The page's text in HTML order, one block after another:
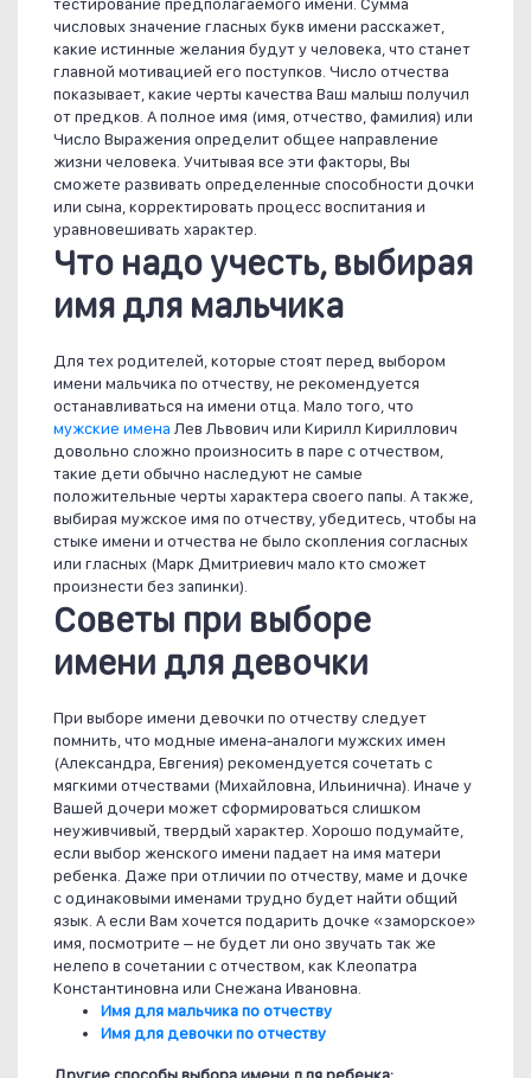
тестирование предполагаемого имени. Сумма
числовых значение гласных букв имени расскажет,
какие истинные желания будут у человека, что станет
главной мотивацией его поступков. Число отчества
показывает, какие черты качества Ваш малыш получил
от предков. А полное имя (имя, отчество, фамилия) или
Число Выражения определит общее направление
жизни человека. Учитывая все эти факторы, Вы
сможете развивать определенные способности дочки
или сына, корректировать процесс воспитания и
уравновешивать характер.
Что надо учесть, выбирая
имя для мальчика
Для тех родителей, которые стоят перед выбором
имени мальчика по отчеству, не рекомендуется
останавливаться на имени отца. Мало того, что
мужские имена Лев Львович или Кирилл Кириллович
довольно сложно произносить в паре с отчеством,
такие дети обычно наследуют не самые
положительные черты характера своего папы. А также,
выбирая мужское имя по отчеству, убедитесь, чтобы на
стыке имени и отчества не было скопления согласных
или гласных (Марк Дмитриевич мало кто сможет
произнести без запинки).
Советы при выборе
имени для девочки
При выборе имени девочки по отчеству следует
помнить, что модные имена-аналоги мужских имен
(Александра, Евгения) рекомендуется сочетать с
мягкими отчествами (Михайловна, Ильинична). Иначе у
Вашей дочери может сформироваться слишком
неуживчивый, твердый характер. Хорошо подумайте,
если выбор женского имени падает на имя матери
ребенка. Даже при отличии по отчеству, маме и дочке
с одинаковыми именами трудно будет найти общий
язык. А если Вам хочется подарить дочке «заморское»
имя, посмотрите – не будет ли оно звучать так же
нелепо в сочетании с отчеством, как Клеопатра
Константиновна или Снежана Ивановна.
Имя для мальчика по отчеству
Имя для девочки по отчеству